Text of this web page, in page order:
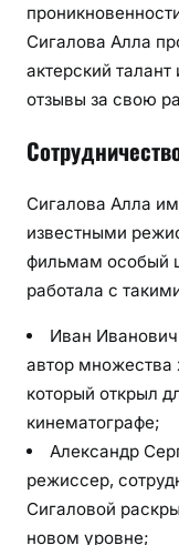
Сигалова Алла
актерский
отзывы за свою
Сигалова Алла
известными
фильмам особый
работала с
Иван
автор множества
который открыл
кинематографе;
Александр
режиссер,
Сигаловой
новом уровне;